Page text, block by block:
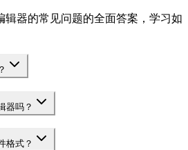
辑器的常见问题的全面答案，学习如
器吗？
格式？